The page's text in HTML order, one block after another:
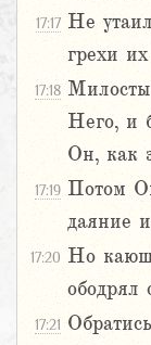
17:17 Не
грехи
17:18
Него, и
Он, как
17:19 Потом
даяние
17:20 Но
ободрял
17:21